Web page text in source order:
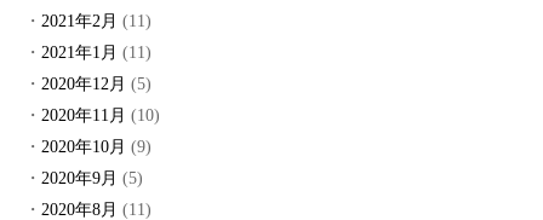
2021年2月 (11)
2021年1月 (11)
2020年12月 (5)
2020年11月 (10)
2020年10月 (9)
2020年9月 (5)
2020年8月 (11)